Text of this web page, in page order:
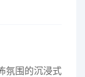
氛围的沉浸式